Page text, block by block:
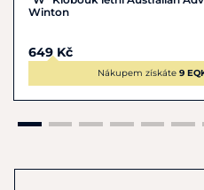
si klobouk zachoval svůj tvar.
Winton
649 Kč
Nákupem získáte 9